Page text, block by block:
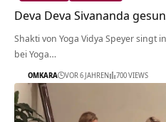
Deva Deva Sivananda
Shakti von Yoga Vidya Speyer singt
bei Yoga…
OMKARA VOR 6 JAHREN 700 VIEWS